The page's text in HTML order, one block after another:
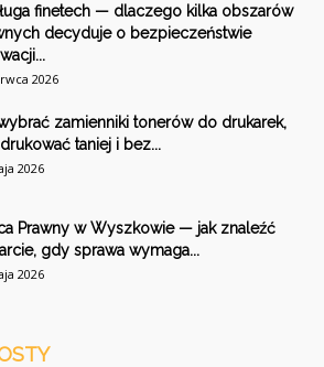
finetech — dlaczego kilka obszarów
decyduje o bezpieczeństwie
2026
zamienniki tonerów do drukarek,
taniej i bez...
2026
Prawny w Wyszkowie — jak znaleźć
gdy sprawa wymaga...
2026